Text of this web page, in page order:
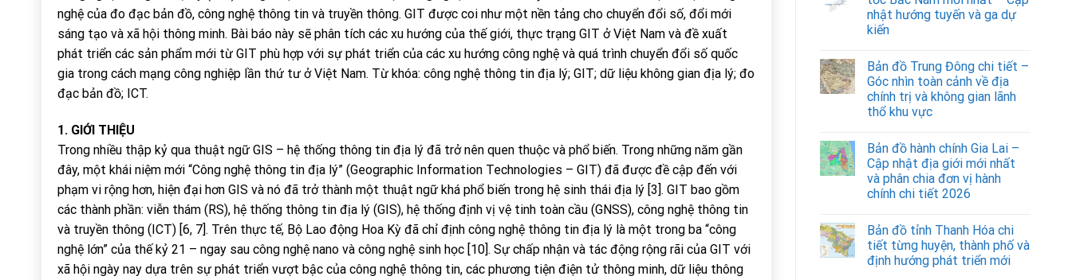
nghệ của đo đạc bản đồ, công nghệ thông tin và truyền thông. GIT được coi như một nền tảng cho chuyển đổi số, đổi mới
sáng tạo và xã hội thông minh. Bài báo này sẽ phân tích các xu hướng của thế giới, thực trạng GIT ở Việt Nam và đề xuất
phát triển các sản phẩm mới từ GIT phù hợp với sự phát triển của các xu hướng công nghệ và quá trình chuyển đổi số quốc
gia trong cách mạng công nghiệp lần thứ tư ở Việt Nam. Từ khóa: công nghệ thông tin địa lý; GIT; dữ liệu không gian địa lý; đo
đạc bản đồ; ICT.
1. GIỚI THIỆU
Trong nhiều thập kỷ qua thuật ngữ GIS – hệ thống thông tin địa lý đã trở nên quen thuộc và phổ biến. Trong những năm gần
đây, một khái niệm mới “Công nghệ thông tin địa lý” (Geographic Information Technologies – GIT) đã được đề cập đến với
phạm vi rộng hơn, hiện đại hơn GIS và nó đã trở thành một thuật ngữ khá phổ biến trong hệ sinh thái địa lý [3]. GIT bao gồm
các thành phần: viễn thám (RS), hệ thống thông tin địa lý (GIS), hệ thống định vị vệ tinh toàn cầu (GNSS), công nghệ thông tin
và truyền thông (ICT) [6, 7]. Trên thực tế, Bộ Lao động Hoa Kỳ đã chỉ định công nghệ thông tin địa lý là một trong ba “công
nghệ lớn” của thế kỷ 21 – ngay sau công nghệ nano và công nghệ sinh học [10]. Sự chấp nhận và tác động rộng rãi của GIT với
xã hội ngày nay dựa trên sự phát triển vượt bậc của công nghệ thông tin, các phương tiện điện tử thông minh, dữ liệu thông
nhật hướng tuyến và ga dự
kiến
Bản đồ Trung Đông chi tiết –
Góc nhìn toàn cảnh về địa
chính trị và không gian lãnh
thổ khu vực
Bản đồ hành chính Gia Lai –
Cập nhật địa giới mới nhất
và phân chia đơn vị hành
chính chi tiết 2026
Bản đồ tỉnh Thanh Hóa chi
tiết từng huyện, thành phố và
định hướng phát triển mới